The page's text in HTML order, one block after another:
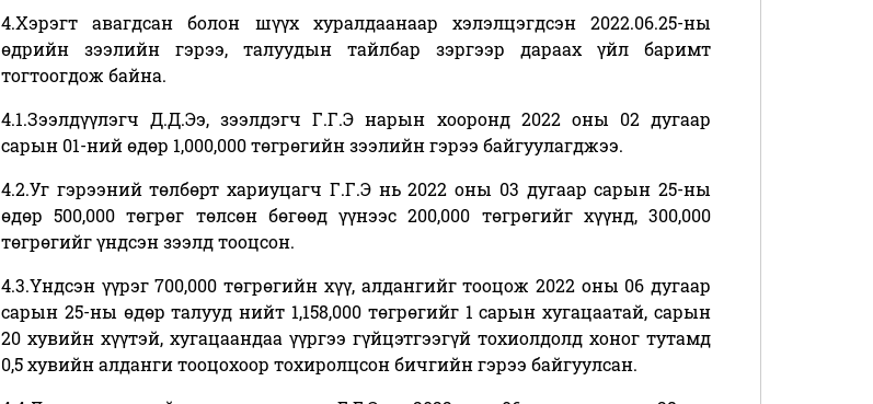
4.Хэрэгт авагдсан болон шүүх хуралдаанаар хэлэлцэгдсэн 2022.06.25-ны
өдрийн зээлийн гэрээ, талуудын тайлбар зэргээр дараах үйл баримт
тогтоогдож байна.
4.1.Зээлдүүлэгч Д.Д.Ээ, зээлдэгч Г.Г.Э нарын хооронд 2022 оны 02 дугаар
сарын 01-ний өдөр 1,000,000 төгрөгийн зээлийн гэрээ байгуулагджээ.
4.2.Уг гэрээний төлбөрт хариуцагч Г.Г.Э нь 2022 оны 03 дугаар сарын 25-ны
өдөр 500,000 төгрөг төлсөн бөгөөд үүнээс 200,000 төгрөгийг хүүнд, 300,000
төгрөгийг үндсэн зээлд тооцсон.
4.3.Үндсэн үүрэг 700,000 төгрөгийн хүү, алдангийг тооцож 2022 оны 06 дугаар
сарын 25-ны өдөр талууд нийт 1,158,000 төгрөгийг 1 сарын хугацаатай, сарын
20 хувийн хүүтэй, хугацаандаа үүргээ гүйцэтгээгүй тохиолдолд хоног тутамд
0,5 хувийн алданги тооцохоор тохиролцсон бичгийн гэрээ байгуулсан.